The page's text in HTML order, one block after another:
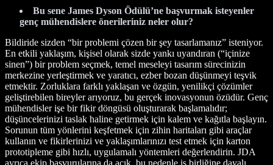
Bu sene James Dyson Ödülü’ne başvurmak isteyenler
genç mühendislere önerileriniz neler olur?
Bildiride sizden “bir problemi çözen bir şey tasarlamanız” isteniyor.
En etkili yaklaşım, kişisel olarak sizde yankı uyandıran (“içinize
sinen”) bir problem seçmek, temel meseleyi tasarım sürecinizin
merkezine yerleştirmek ve yaratıcı, ezber bozan düşünmeyi teşvik
etmektir. Zorluklara farklı yaklaşan ve özgün, yenilikçi çözümler
geliştirebilen bireyler arıyoruz, bu gerçek inovasyonun özüdür. Genç
mühendisler işe bir fikir döngüsü oluşturarak başlamalıdır;
düşüncelerinizi taslak haline getirmek için kalem ve kağıtla başlayın.
Sorunun tüm yönlerini keşfetmek için zihin haritaları gibi araçlar
kullanın ve fikirlerinizi ve yaklaşımlarınızı test etmek için karton
prototipleme gibi hızlı, uygulamalı yöntemleri değerlendirin. JDA
ayrıca ekip başvurularına da açık, bu nedenle iş birliğine dayalı